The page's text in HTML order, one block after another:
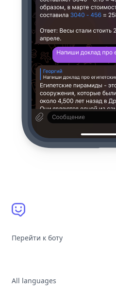
Перейти к боту
All languages